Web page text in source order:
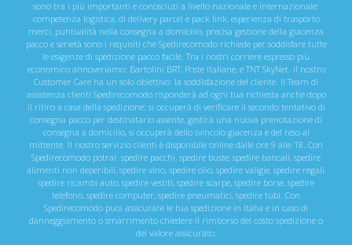
sono tra i più importanti e conosciuti a livello nazionale e internazionale:
competenza logistica, di delivery parcel e pack link, esperienza di trasporto
merci, puntualità nella consegna a domicilio, precisa gestione della giacenza
pacco e serietà sono i requisiti che Spedirecomodo richiede per soddisfare tutte
le esigenze di spedizione pacco facile. Tra i nostri corriere espresso più
economico annoveriamo: Bartolini BRT, Poste Italiane, e TNT SkyNet. Il nostro
Customer Care ha un solo obiettivo: la soddisfazione del cliente. Il Team di
assistenza clienti Spedirecomodo risponderà ad ogni tua richiesta anche dopo
il ritiro a casa della spedizione: si occuperà di verificare il secondo tentativo di
consegna pacco per destinatario assente, gestirà una nuova prenotazione di
consegna a domicilio, si occuperà dello svincolo giacenza e del reso al
mittente. Il nostro servizio clienti è disponibile online dalle ore 9 alle 18. Con
Spedirecomodo potrai: spedire pacchi, spedire buste, spedire bancali, spedire
alimenti non deperibili, spedire vino, spedire olio, spedire valigie, spedire regali,
spedire ricambi auto, spedire vestiti, spedire scarpe, spedire borse, spedire
telefono, spedire computer, spedire pneumatici, spedire tubi. Con
Spedirecomodo puoi assicurare le tua spedizione in Italia e in caso di
danneggiamento o smarrimento chiedere il rimborso del costo spedizione o
del valore assicurato.